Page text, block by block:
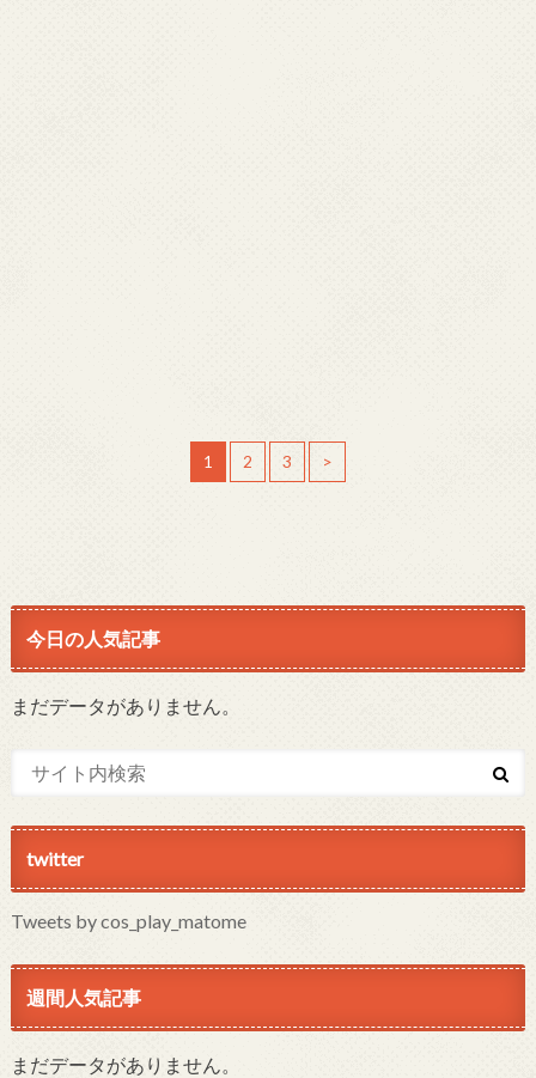
1 2 3 >
今日の人気記事
まだデータがありません。
twitter
Tweets by cos_play_matome
週間人気記事
まだデータがありません。